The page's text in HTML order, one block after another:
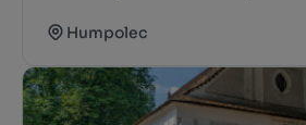
Humpolec